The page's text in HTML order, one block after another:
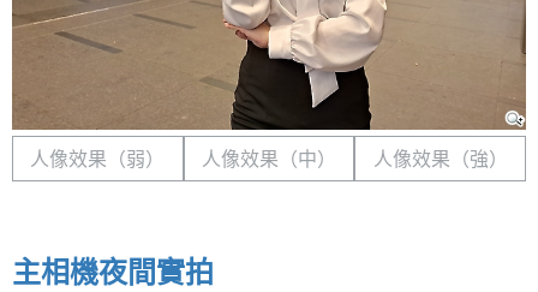
人像效果（弱） 人像效果（中） 人像效果（強）
主相機夜間實拍